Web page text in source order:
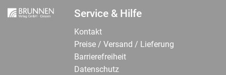
Service & Hilfe
Kontakt
Preise / Versand / Lieferung
Barrierefreiheit
Datenschutz